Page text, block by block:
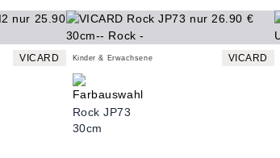
VICARD Kinder & Erwachsene VICARD
Rock JP73
30cm